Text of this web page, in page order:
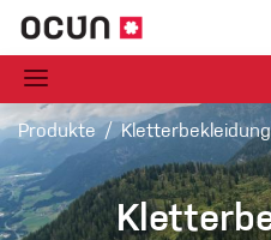
Produkte Kletterbekleidung